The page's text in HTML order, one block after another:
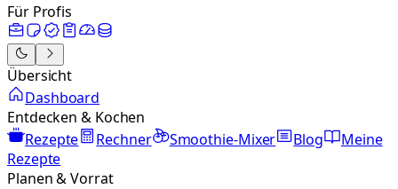
Für Profis
Übersicht
Dashboard
Entdecken & Kochen
Rezepte
Rechner Smoothie-Mixer Blog
Meine
Rezepte
Planen & Vorrat